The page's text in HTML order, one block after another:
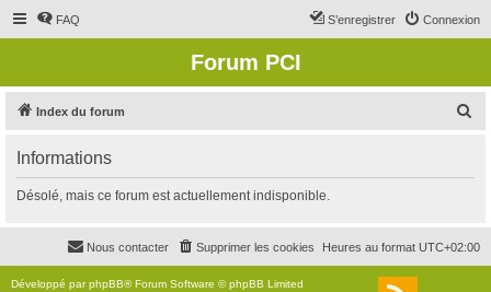
FAQ Connexion
S’enregistrer
Forum PCI
Index du forum
r
c
Informations
Désolé, mais ce forum est actuellement indisponible.
Heures au format UTC+02:00
Supprimer les cookies
Nous contacter
Développé parphpBB® Forum Software © phpBB Limited